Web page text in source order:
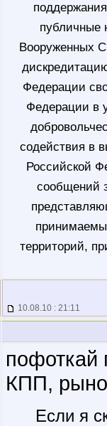
публичные
Вооруженных
Федерации
Федерации в
содействия в
Российской
сообщений
территорий,
10.08.10 : 21:11
пофоткай
КПП,
Если я